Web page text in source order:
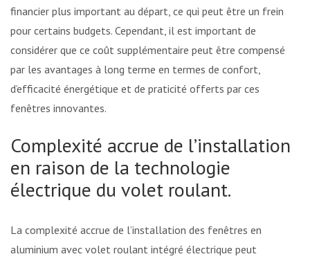
financier plus important au départ, ce qui peut être un frein
pour certains budgets. Cependant, il est important de
considérer que ce coût supplémentaire peut être compensé
par les avantages à long terme en termes de confort,
d’efficacité énergétique et de praticité offerts par ces
fenêtres innovantes.
Complexité accrue de l’installation
en raison de la technologie
électrique du volet roulant.
La complexité accrue de l’installation des fenêtres en
aluminium avec volet roulant intégré électrique peut